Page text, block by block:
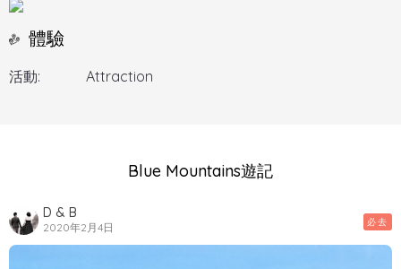
體驗
活動: Attraction
Blue Mountains遊記
D & B
2020年2月4日 必去